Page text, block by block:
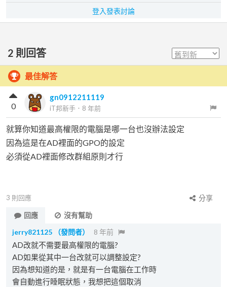
登入發表討論
2 則回答
最佳解答
gn0912211119
iT邦新手 ． 8 年前
0
就算你知道最高權限的電腦是哪一台也沒辦法設定
因為這是在AD裡面的GPO的設定
必須從AD裡面修改群組原則才行
3 則回應
分享
回應
沒有幫助
jerry821125
（發問者） 8 年前
AD改就不需要最高權限的電腦?
AD如果從其中一台改就可以調整設定?
因為想知道的是，就是有一台電腦在工作時
會自動進行睡眠狀態，我想把這個取消